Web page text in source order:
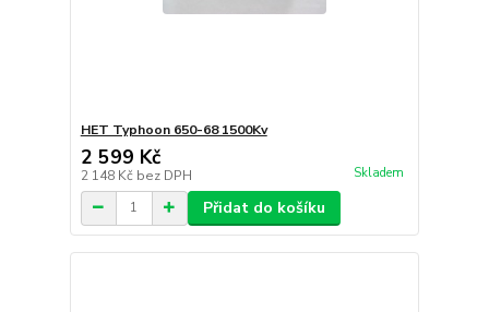
HET Typhoon 650-68 1500Kv
2 599 Kč
2 148 Kč bez DPH Skladem
Přidat do košíku